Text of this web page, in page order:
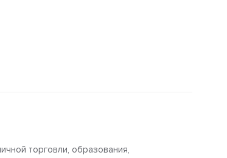
торговли, образования,